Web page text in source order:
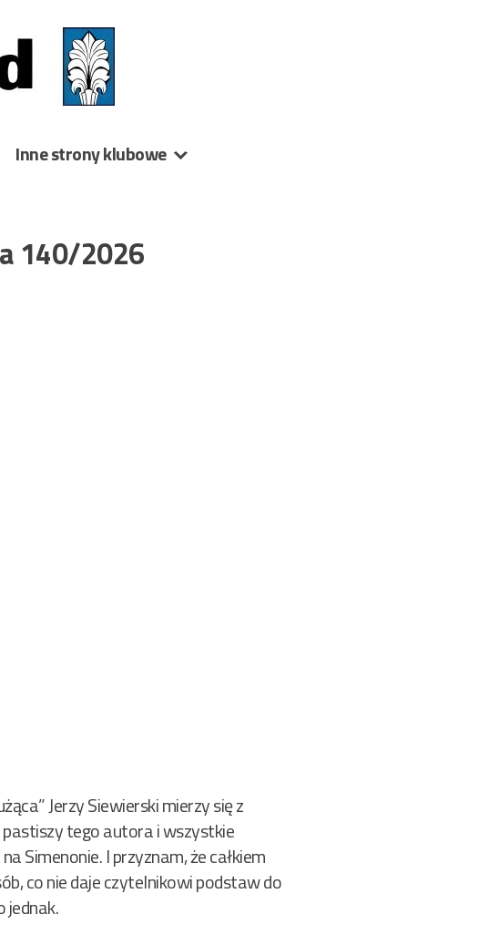
Inne strony klubowe
140/2026
Jerzy Siewierski mierzy się z
tego autora i wszystkie
Simenonie. I przyznam, że całkiem
co nie daje czytelnikowi podstaw do
jednak.